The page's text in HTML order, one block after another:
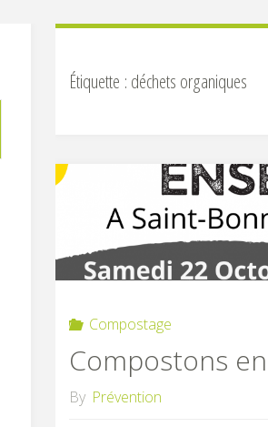
Étiquette : déchets organiques
Compostage
Compostons
By Prévention